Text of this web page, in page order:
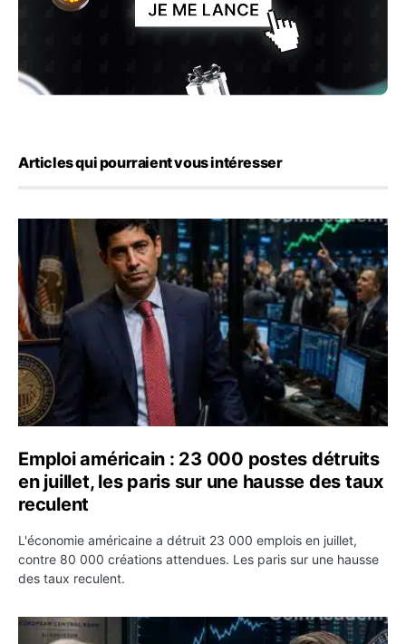
Articles qui pourraient vous intéresser
Emploi américain : 23 000 postes détruits en juillet, les
Emploi américain : 23 000 postes détruits
en juillet, les paris sur une hausse des taux
reculent
L'économie américaine a détruit 23 000 emplois en juillet,
contre 80 000 créations attendues. Les paris sur une hausse
des taux reculent.
Yen : Washington a vendu des euros sans prévenir la